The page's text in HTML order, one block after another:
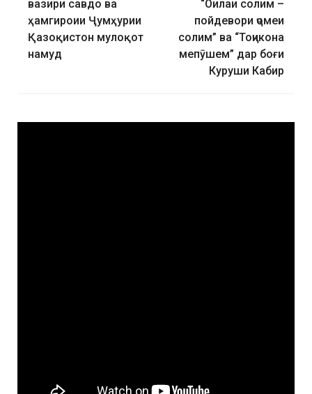
вазири савдо ва
ҳамгироии Ҷумҳурии
Қазоқистон мулоқот
намуд
“Оилаи солим –
пойдевори ҷомеи
солим” ва “Тоҷикона
мепӯшем” дар боғи
Куруши Кабир